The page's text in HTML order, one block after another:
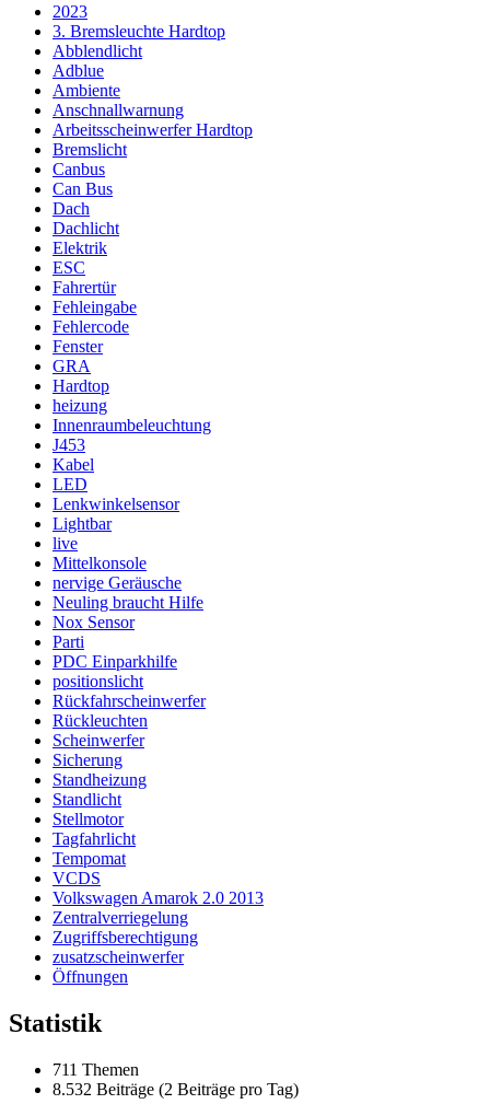
2023
3. Bremsleuchte Hardtop
Abblendlicht
Adblue
Ambiente
Anschnallwarnung
Arbeitsscheinwerfer Hardtop
Bremslicht
Canbus
Can Bus
Dach
Dachlicht
Elektrik
ESC
Fahrertür
Fehleingabe
Fehlercode
Fenster
GRA
Hardtop
heizung
Innenraumbeleuchtung
J453
Kabel
LED
Lenkwinkelsensor
Lightbar
live
Mittelkonsole
nervige Geräusche
Neuling braucht Hilfe
Nox Sensor
Parti
PDC Einparkhilfe
positionslicht
Rückfahrscheinwerfer
Rückleuchten
Scheinwerfer
Sicherung
Standheizung
Standlicht
Stellmotor
Tagfahrlicht
Tempomat
VCDS
Volkswagen Amarok 2.0 2013
Zentralverriegelung
Zugriffsberechtigung
zusatzscheinwerfer
Öffnungen
Statistik
711 Themen
8.532 Beiträge (2 Beiträge pro Tag)